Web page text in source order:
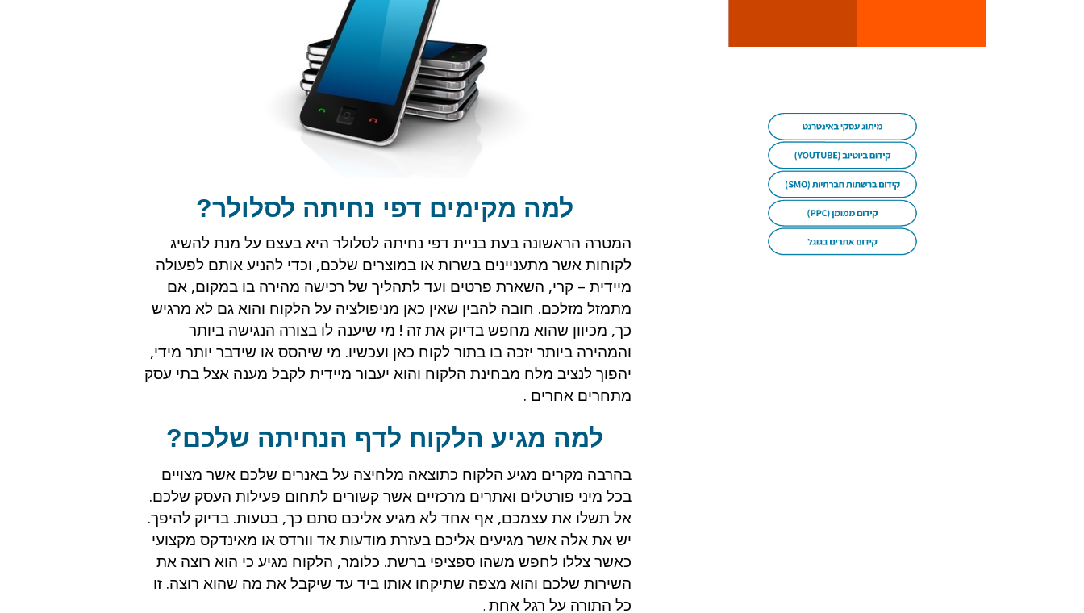
למה מקימים דפי נחיתה לסלולר?
המטרה הראשונה בעת בניית דפי נחיתה לסלולר היא בעצם על מנת להשיג
לקוחות אשר מתעניינים בשרות או במוצרים שלכם, וכדי להניע אותם לפעולה
מיידית – קרי, השארת פרטים ועד לתהליך של רכישה מהירה בו במקום, אם
מתמזל מזלכם. חובה להבין שאין כאן מניפולציה על הלקוח והוא גם לא מרגיש
כך, מכיוון שהוא מחפש בדיוק את זה ! מי שיענה לו בצורה הנגישה ביותר
והמהירה ביותר יזכה בו בתור לקוח כאן ועכשיו. מי שיהסס או שידבר יותר מידי,
יהפוך לנציב מלח מבחינת הלקוח והוא יעבור מיידית לקבל מענה אצל בתי עסק
מתחרים אחרים .
למה מגיע הלקוח לדף הנחיתה שלכם?
בהרבה מקרים מגיע הלקוח כתוצאה מלחיצה על באנרים שלכם אשר מצויים
בכל מיני פורטלים ואתרים מרכזיים אשר קשורים לתחום פעילות העסק שלכם.
אל תשלו את עצמכם, אף אחד לא מגיע אליכם סתם כך, בטעות. בדיוק להיפך.
יש את אלה אשר מגיעים אליכם בעזרת מודעות אד וורדס או מאינדקס מקצועי
כאשר צללו לחפש משהו ספציפי ברשת. כלומר, הלקוח מגיע כי הוא רוצה את
השירות שלכם והוא מצפה שתיקחו אותו ביד עד שיקבל את מה שהוא רוצה. זו
כל התורה על רגל אחת .